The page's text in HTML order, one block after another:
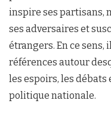
inspire ses partisans,
ses adversaires et
étrangers. En ce sens,
références autour
les espoirs, les
politique nationale.